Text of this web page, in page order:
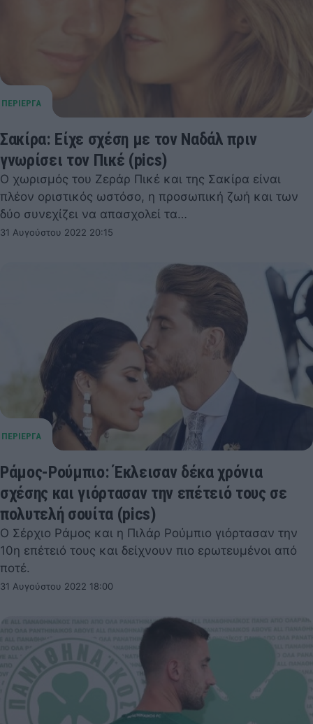
Σακίρα: Είχε σχέση με τον Ναδάλ πριν
γνωρίσει τον Πικέ (pics)
Ο χωρισμός του Ζεράρ Πικέ και της Σακίρα είναι
πλέον οριστικός ωστόσο, η προσωπική ζωή και των
δύο συνεχίζει να απασχολεί τα…
31 Αυγούστου 2022 20:15
Ράμος-Ρούμπιο: Έκλεισαν δέκα χρόνια
σχέσης και γιόρτασαν την επέτειό τους σε
πολυτελή σουίτα (pics)
Ο Σέρχιο Ράμος και η Πιλάρ Ρούμπιο γιόρτασαν την
10η επέτειό τους και δείχνουν πιο ερωτευμένοι από
ποτέ.
31 Αυγούστου 2022 18:00